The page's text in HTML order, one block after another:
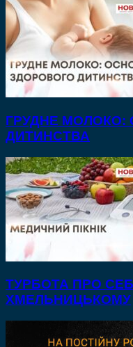
ГРУДНЕ
ДИТИНСТВА
ТУРБОТА ПРО
ХМЕЛЬНИЦЬКОМУ